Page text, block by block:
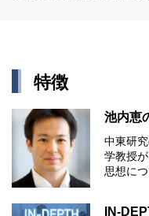
特徴
池内恵
中東研
学教授
思想に
IN-